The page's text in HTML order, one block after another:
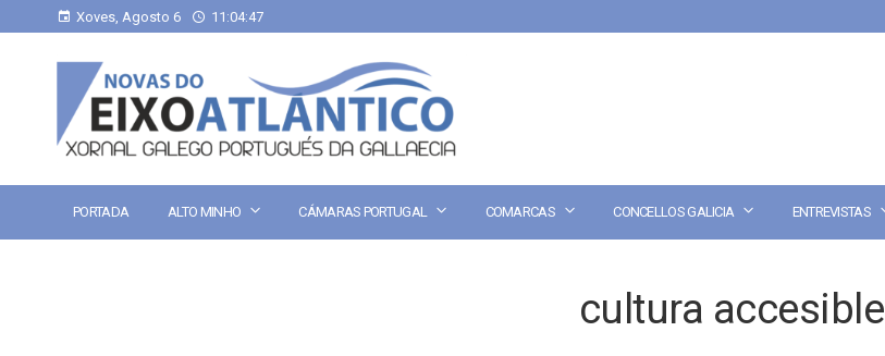
Xoves, Agosto 6 11:04:48
PORTADA ALTO MINHO CÁMARAS PORTUGAL COMARCAS CONCELLOS GALICIA ENTREVISTAS
cultura accesible